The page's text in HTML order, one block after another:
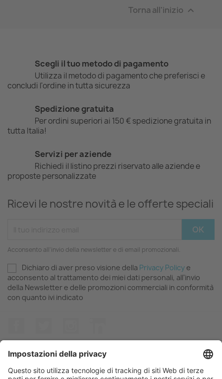
Torna all'inizio 
Scegli il tuo metodo di pagamento
Utilizza il metodo di pagamento che preferisci e
concludi l'ordine in tutta sicurezza
Spedizione gratuita
Per ordini superiori ai 150 € spedizione gratuita in
tutta Italia!
Servizi per aziende
Richiedi il listino prezzi riservato alle aziende e
proposte personalizzate
Ricevi le nostre novità e le offerte speciali
Acconsento all'invio della newsletter e di email promozionali.
Dichiaro di aver preso visione della Privacy Policye
acconsento al trattamento dei miei dati personali, all'invio
della Newsletter e delle promozioni commerciali in conformità
con quanto ivi indicato